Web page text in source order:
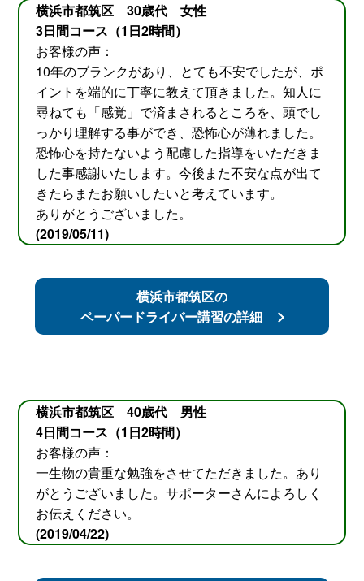
横浜市都筑区 30歳代 女性
3日間コース（1日2時間）
お客様の声：
10年のブランクがあり、とても不安でしたが、ポ
イントを端的に丁寧に教えて頂きました。知人に
尋ねても「感覚」で済まされるところを、頭でし
っかり理解する事ができ、恐怖心が薄れました。
恐怖心を持たないよう配慮した指導をいただきま
した事感謝いたします。今後また不安な点が出て
きたらまたお願いしたいと考えています。
ありがとうございました。
(2019/05/11)
横浜市都筑区の
ペーパードライバー講習の詳細
横浜市都筑区 40歳代 男性
4日間コース（1日2時間）
お客様の声：
一生物の貴重な勉強をさせてただきました。あり
がとうございました。サポーターさんによろしく
お伝えください。
(2019/04/22)